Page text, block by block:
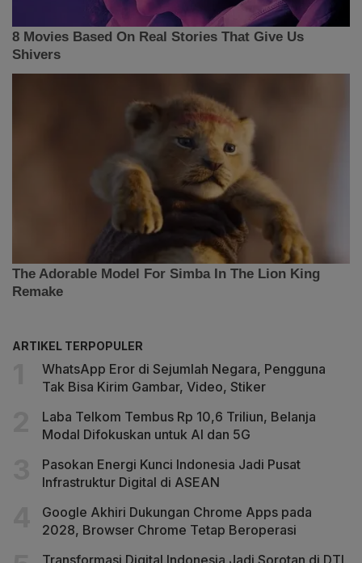
ARTIKEL TERPOPULER
WhatsApp Eror di Sejumlah Negara, Pengguna
Tak Bisa Kirim Gambar, Video, Stiker
Laba Telkom Tembus Rp 10,6 Triliun, Belanja
Modal Difokuskan untuk AI dan 5G
Pasokan Energi Kunci Indonesia Jadi Pusat
Infrastruktur Digital di ASEAN
Google Akhiri Dukungan Chrome Apps pada
2028, Browser Chrome Tetap Beroperasi